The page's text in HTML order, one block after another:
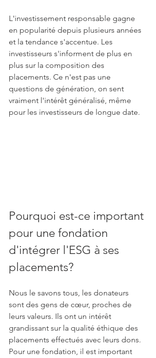
L'investissement responsable gagne
en popularité depuis plusieurs années
et la tendance s'accentue. Les
investisseurs s'informent de plus en
plus sur la composition des
placements. Ce n'est pas une
questions de génération, on sent
vraiment l'intérêt généralisé, même
pour les investisseurs de longue date.
Pourquoi est-ce important
pour une fondation
d'intégrer l'ESG à ses
placements?
Nous le savons tous, les donateurs
sont des gens de cœur, proches de
leurs valeurs. Ils ont un intérêt
grandissant sur la qualité éthique des
placements effectués avec leurs dons.
Pour une fondation, il est important